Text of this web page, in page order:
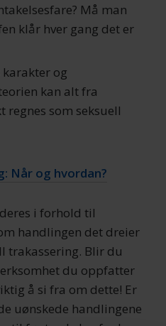
Må man
klår hver gang det er
og
kan alt fra
som seksuell
Når og hvordan?
i forhold til
handlingen det dreier
trakassering. Blir du
du oppfatter
å si fra om dette! Er
uønskede handlingene